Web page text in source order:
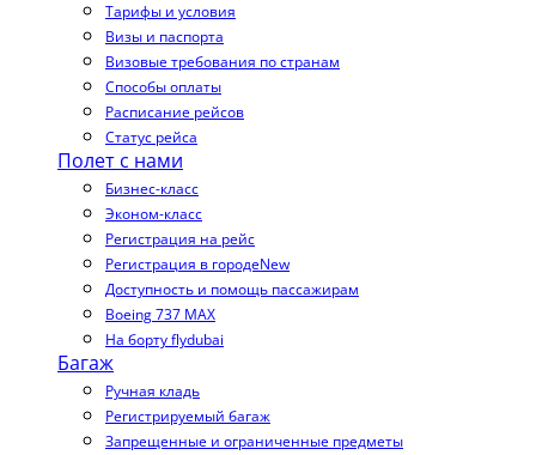
Тарифы и условия
Визы и паспорта
Визовые требования по странам
Способы оплаты
Расписание рейсов
Статус рейса
Полет с нами
Бизнес-класс
Эконом-класс
Регистрация на рейс
Регистрация в городеNew
Доступность и помощь пассажирам
Boeing 737 MAX
На борту flydubai
Багаж
Ручная кладь
Регистрируемый багаж
Запрещенные и ограниченные предметы